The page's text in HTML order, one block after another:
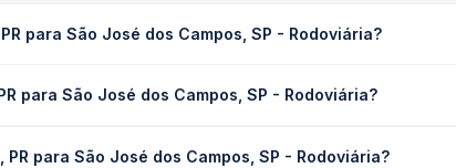
para São José dos Campos, SP - Rodoviária?
Na Quero Passagem você consulta os horários
para São José dos Campos, SP - Rodoviária?
você compara os preços de todas as viações
para São José dos Campos, SP - Rodoviária?